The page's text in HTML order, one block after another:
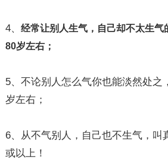
4、 经常让别人生气，自己却不太生气
80岁左右；
5、不论别人怎么气你也能淡然处之
岁左右；
6、从不气别人，自己也不生气，叫
或以上！